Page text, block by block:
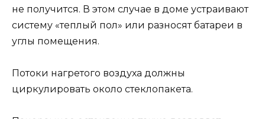
не получится. В этом случае в доме устраивают
систему «теплый пол» или разносят батареи в
углы помещения.
Потоки нагретого воздуха должны
циркулировать около стеклопакета.